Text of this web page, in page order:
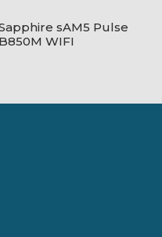
sAM5 Pulse
B850M WIFI